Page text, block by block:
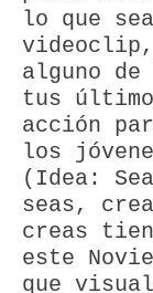
lo que
alguno de
tus
acción
los
(Idea:
seas,
creas
este
que